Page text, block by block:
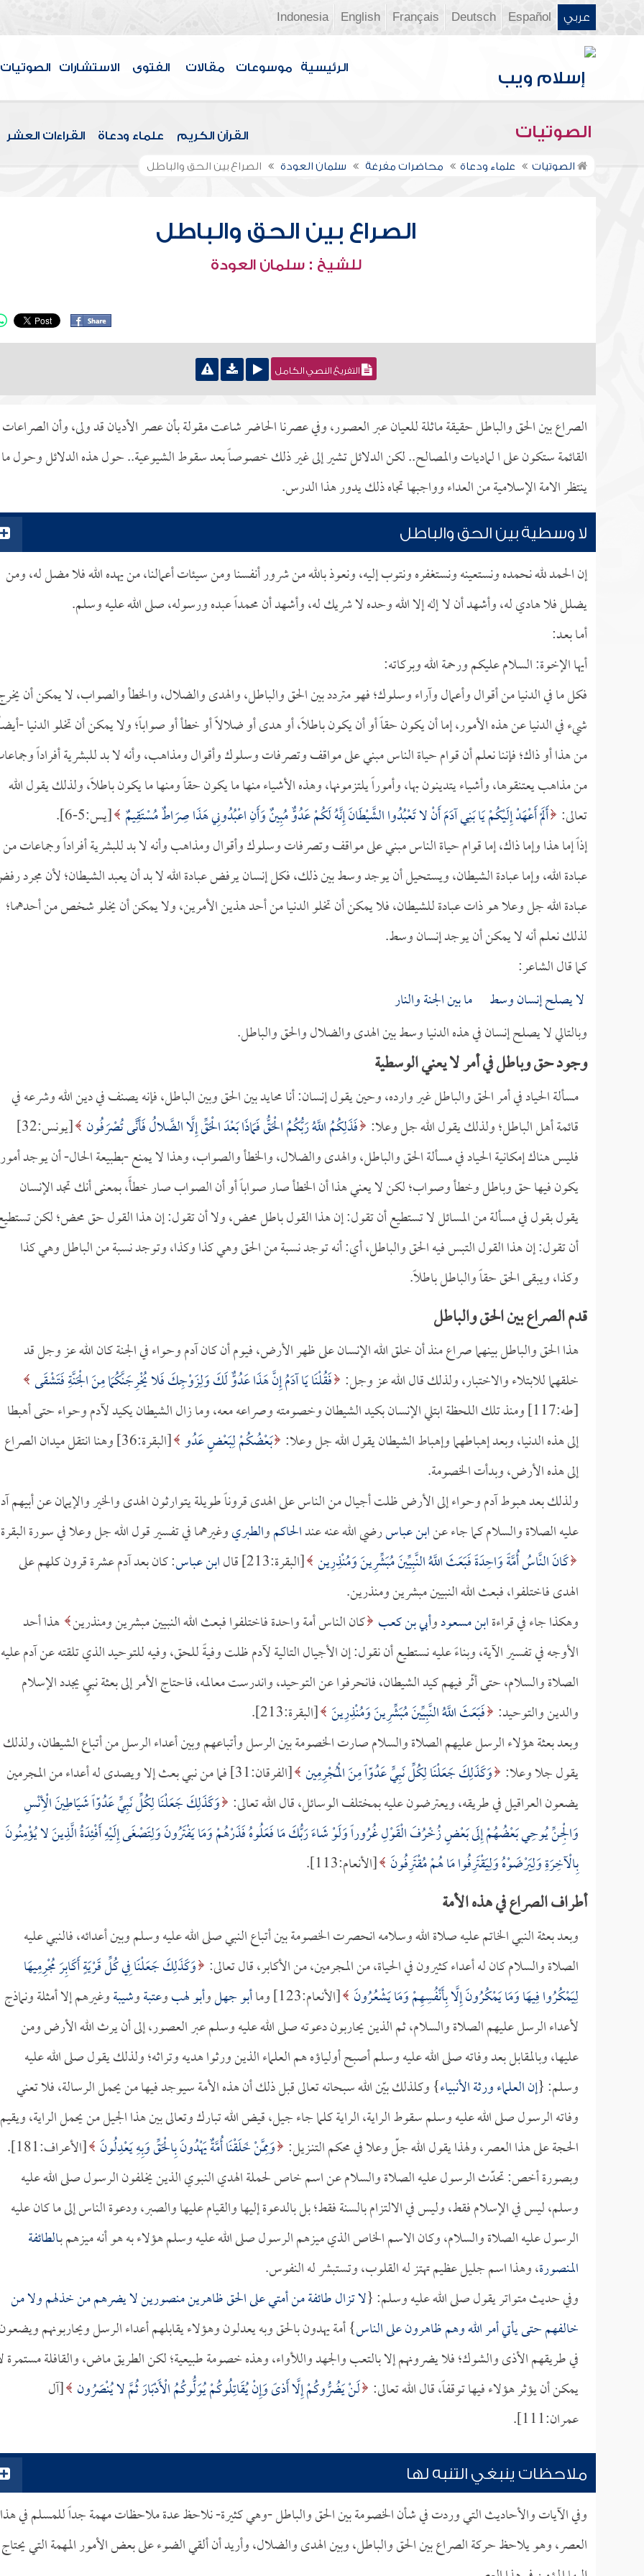
عربي Español
Deutsch
Français
English
Indonesia
الرئيسية موسوعات مقالات الفتوى الاستشارات الصوتيات
الصوتيات القرآن الكريم علماء ودعاة القراءات العشر
الصوتيات علماء ودعاة محاضرات مفرغة سلمان العودة الصراع بين الحق والباطل
الصراع بين الحق والباطل
للشيخ : سلمان العودة
التفريغ النصي الكامل
الصراع بين الحق والباطل حقيقة ماثلة للعيان عبر العصور، وفي عصرنا الحاضر شاعت مقولة بأن عصر الأديان قد ولى، وأن الصراعات
القائمة ستكون على ا لماديات والمصالح.. لكن الدلائل تشير إلى غير ذلك خصوصاً بعد سقوط الشيوعية.. حول هذه الدلائل وحول ما
ينتظر الامة الإسلامية من العداء وواجبها تجاه ذلك يدور هذا الدرس.
لا وسطية بين الحق والباطل
إن الحمد لله نحمده ونستعينه ونستغفره ونتوب إليه، ونعوذ بالله من شرور أنفسنا ومن سيئات أعمالنا، من يهده الله فلا مضل له، ومن
يضلل فلا هادي له، وأشهد أن لا إله إلا الله وحده لا شريك له، وأشهد أن محمداً عبده ورسوله، صلى الله عليه وسلم.
أمـا بعـد:
أيها الإخوة: السلام عليكم ورحمة الله وبركاته:
فكل ما في الدنيا من أقوال وأعمال وآراء وسلوك؛ فهو متردد بين الحق والباطل، والهدى والضلال، والخطأ والصواب، لا يمكن أن
شيء في الدنيا عن هذه الأمور، إما أن يكون حقاً أو أن يكون باطلاً، أو هدى أو ضلالاً أو خطأ أو صواباً؛ ولا يمكن أن تخلو الدنيا -
من هذا أو ذاك؛ فإننا نعلم أن قوام حياة الناس مبني على مواقف وتصرفات وسلوك وأقوال ومذاهب، وأنه لا بد للبشرية أفراداً
من مذاهب يعتنقوها، وأشياء يتدينون بها، وأموراً يلتزمونها، وهذه الأشياء منها ما يكون حقاً ومنها ما يكون باطلاً، ولذلك يقول الله
تعالى: أَلَمْ أَعْهَدْ إِلَيْكُمْ يَا بَنِي آدَمَ أَنْ لا تَعْبُدُوا الشَّيْطَانَ إِنَّهُ لَكُمْ عَدُوٌّ مُبِينٌ وَأَنِ اعْبُدُونِي هَذَا صِرَاطٌ مُسْتَقِيمٌ [يس:5-6].
إذاً إما هذا وإما ذاك، إما قوام حياة الناس مبني على مواقف وتصرفات وسلوك وأقوال ومذاهب وأنه لا بد للبشرية أفراداً وجماعات من
عبادة الله، وإما عبادة الشيطان، ويستحيل أن يوجد وسط بين ذلك، فكل إنسان يرفض عبادة الله لا بد أن يعبد الشيطان؛ لأن مجرد
عبادة الله جل وعلا هو ذات عبادة للشيطان، فلا يمكن أن تخلو الدنيا من أحد هذين الأمرين، ولا يمكن أن يخلو شخص من أحدهما؛
لذلك نعلم أنه لا يمكن أن يوجد إنسان وسط.
كما قال الشاعر:
لا يصلح إنسان وسط ما بين الجنة والنار
وبالتالي لا يصلح إنسان في هذه الدنيا وسط بين الهدى والضلال والحق والباطل.
وجود حق وباطل في أمر لا يعني الوسطية
مسألة الحياد في أمر الحق والباطل غير وارده، وحين يقول إنسان: أنا محايد بين الحق وبين الباطل، فإنه يصنف في دين الله وشرعه في
قائمة أهل الباطل؛ ولذلك يقول الله جل وعلا: فَذَلِكُمُ اللَّهُ رَبُّكُمُ الْحَقُّ فَمَاذَا بَعْدَ الْحَقِّ إِلَّا الضَّلالُ فَأَنَّى تُصْرَفُون
[يونس:32]
فليس هناك إمكانية الحياد في مسألة الحق والباطل، والهدى والضلال، والخطأ والصواب، وهذا لا يمنع -بطبيعة الحال- أن يوجد أمور
يكون فيها حق وباطل وخطأ وصواب؛ لكن لا يعني هذا أن الخطأ صار صواباً أو أن الصواب صار خطأً، بمعنى أنك تجد الإنسان
يقول بقول في مسألة من المسائل لا تستطيع أن تقول: إن هذا القول باطل محض، ولا أن تقول: إن هذا القول حق محض؛ لكن
أن تقول: إن هذا القول التبس فيه الحق والباطل، أي: أنه توجد نسبة من الحق وهي كذا وكذا، وتوجد نسبة من الباطل وهي كذا
وكذا، ويبقى الحق حقاً والباطل باطلاً.
قدم الصراع بين الحق والباطل
هذا الحق والباطل بينهما صراع منذ أن خلق الله الإنسان على ظهر الأرض، فيوم أن كان آدم وحواء في الجنة كان الله عز وجل قد
خلقهما للابتلاء والاختبار، ولذلك قال الله عز وجل: فَقُلْنَا يَا آدَمُ إِنَّ هَذَا عَدُوٌّ لَكَ وَلِزَوْجِكَ فَلا يُخْرِجَنَّكُمَا مِنَ الْجَنَّةِ فَتَشْقَى
[طه:117] ومنذ تلك اللحظة ابتلي الإنسان بكيد الشيطان وخصومته وصراعه معه، وما زال الشيطان يكيد لآدم وحواء حتى أهبطا
إلى هذه الدنيا، وبعد إهباطهما وإهباط الشيطان يقول الله جل وعلا: بَعْضُكُمْ لِبَعْضٍ عَدُو
[البقرة:36] وهنا انتقل ميدان الصراع
إلى هذه الأرض، وبدأت الخصومة.
ولذلك بعد هبوط آدم وحواء إلى الأرض ظلت أجيال من الناس على الهدى قروناً طويلة يتوارثون الهدى والخير والإيمان عن أبيهم
عليه الصلاة والسلام كما جاء عنابن عباسرضي الله عنه عندالحاكموالطبريوغيرهما في تفسير قول الله جل وعلا في سورة
كَانَ النَّاسُ أُمَّةً وَاحِدَةً فَبَعَثَ اللَّهُ النَّبِيِّينَ مُبَشِّرِينَ وَمُنْذِرِين [البقرة:213] قال ابن عباس: كان بعد آدم عشرة قرون كلهم على
الهدى فاختلفوا، فبعث الله النبيين مبشرين ومنذرين.
وهكذا جاء في قراءةابن مسعودوأبي بن كعب كان الناس أمة واحدة فاختلفوا فبعث الله النبيين مبشرين ومنذرين هذا أحد
الأوجه في تفسير الآية، وبناءً عليه نستطيع أن نقول: إن الأجيال التالية لآدم ظلت وفيةً للحق، وفيه للتوحيد الذي تلقته عن آدم عليه
الصلاة والسلام، حتى أثّر فيهم كيد الشيطان، فانحرفوا عن التوحيد، واندرست معالمه، فاحتاج الأمر إلى بعثة نبيٍ يجدد الإسلام
والدين والتوحيد: فَبَعَثَ اللَّهُ النَّبِيِّينَ مُبَشِّرِينَ وَمُنْذِرِينَ [البقرة:213].
وبعد بعثة هؤلاء الرسل عليهم الصلاة والسلام صارت الخصومة بين الرسل وأتباعهم وبين أعداء الرسل من أتباع الشيطان، ولذلك
يقول جلا وعلا: وَكَذَلِكَ جَعَلْنَا لِكُلِّ نَبِيٍّ عَدُوّاً مِنَ الْمُجْرِمِين
[الفرقان:31] فما من نبي بعث إلا ويصدى له أعداء من المجرمين
يضعون العراقيل في طريقه، ويعترضون عليه بمختلف الوسائل، قال الله تعالى: وَكَذَلِكَ جَعَلْنَا لِكُلِّ نَبِيٍّ عَدُوّاً شَيَاطِينَ الْأِنْسِ
وَالْجِنِّ يُوحِي بَعْضُهُمْ إِلَى بَعْضٍ زُخْرُفَ الْقَوْلِ غُرُوراً وَلَوْ شَاءَ رَبُّكَ مَا فَعَلُوهُ فَذَرْهُمْ وَمَا يَفْتَرُونَ وَلِتَصْغَى إِلَيْهِ أَفْئِدَةُ الَّذِينَ لا يُؤْمِنُونَ
بِالْآخِرَةِ وَلِيَرْضَوْهُ وَلِيَقْتَرِفُوا مَا هُمْ مُقْتَرِفُونَ [الأنعام:113].
أطراف الصراع في هذه الأمة
وبعد بعثة النبي الخاتم عليه صلاة الله وسلامه انحصرت الخصومة بين أتباع النبي صلى الله عليه وسلم وبين أعدائه، فالنبي عليه
الصلاة والسلام كان له أعداء كثيرون في الحياة، من المجرمين، من الأكابر، قال تعالى: وَكَذَلِكَ جَعَلْنَا فِي كُلِّ قَرْيَةٍ أَكَابِرَ مُجْرِمِيهَا
لِيَمْكُرُوا فِيهَا وَمَا يَمْكُرُونَ إِلَّا بِأَنْفُسِهِمْ وَمَا يَشْعُرُونَ [الأنعام:123] وما أبو جهلوأبو لهبوعتبةوشيبةوغيرهم إلا أمثلة ونماذج
لأعداء الرسل عليهم الصلاة والسلام، ثم الذين يحاربون دعوته صلى الله عليه وسلم عبر العصور، إلى أن يرث الله الأرض ومن
عليها، وبالمقابل بعد وفاته صلى الله عليه وسلم أصبح أولياؤه هم العلماء الذين ورثوا هديه وتراثه؛ ولذلك يقول صلى الله عليه
وسلم: {إن العلماء ورثة الأنبياء} وكلذلك بيّن الله سبحانه تعالى قبل ذلك أن هذه الأمة سيوجد فيها من يحمل الرسالة، فلا تعني
وفاته الرسول صلى الله عليه وسلم سقوط الراية، الراية كلما جاء جيل، قيض الله تبارك وتعالى بين هذا الجيل من يحمل الراية، ويقيم
الحجة على هذا العصر، ولهذا يقول الله جلّ وعلا في محكم التنـزيل: وَمِمَّنْ خَلَقْنَا أُمَّةٌ يَهْدُونَ بِالْحَقِّ وَبِهِ يَعْدِلُونَ [الأعراف:181].
وبصورة أخص: تحدّث الرسول عليه الصلاة والسلام عن اسم خاص لحملة الهدي النبوي الذين يخلفون الرسول صلى الله عليه
وسلم، ليس في الإسلام فقط، وليس في الالتزام بالسنة فقط؛ بل بالدعوة إليها والقيام عليها والصبر، ودعوة الناس إلى ما كان عليه
الرسول عليه الصلاة والسلام، وكان الاسم الخاص الذي ميزهم الرسول صلى الله عليه وسلم هؤلاء به هو أنه ميزهم بـالطائفة
المنصورة، وهذا اسم جليل عظيم تهتز له القلوب، وتستبشر له النفوس.
وفي حديث متواتر يقول صلى الله عليه وسلم: {لا تزال طائفة من أمتي على الحق ظاهرين منصورين لا يضرهم من خذلهم ولا من
خالفهم حتى يأتي أمر الله وهم ظاهرون على الناس} أمة يهدون بالحق وبه يعدلون وهؤلاء يقابلهم أعداء الرسل ويحاربونهم
في طريقهم الأذى والشوك؛ فلا يضرونهم إلا بالتعب والجهد واللأواء، وهذه خصومة طبيعية؛ لكن الطريق ماض، والقافلة مستمرة
يمكن أن يؤثر هؤلاء فيها توقفاً، قال الله تعالى: لَنْ يَضُرُّوكُمْ إِلَّا أَذىً وَإِنْ يُقَاتِلُوكُمْ يُوَلُّوكُمُ الْأَدْبَارَ ثُمَّ لا يُنْصَرُون [آل
عمران:111].
ملاحظات ينبغي التنبه لها
وفي الآيات والأحاديث التي وردت في شأن الخصومة بين الحق والباطل -وهي كثيرة- نلاحظ عدة ملاحظات مهمة جداً للمسلم في هذا
العصر، وهو يلاحظ حركة الصراع بين الحق والباطل، وبين الهدى والضلال، وأريد أن ألقي الضوء على بعض الأمور المهمة التي يحتاج